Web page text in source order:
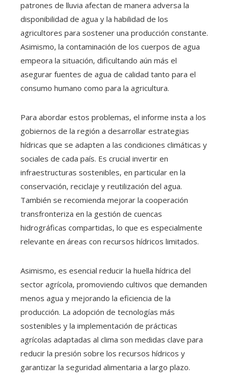
patrones de lluvia afectan de manera adversa la
disponibilidad de agua y la habilidad de los
agricultores para sostener una producción constante.
Asimismo, la contaminación de los cuerpos de agua
empeora la situación, dificultando aún más el
asegurar fuentes de agua de calidad tanto para el
consumo humano como para la agricultura.
Para abordar estos problemas, el informe insta a los
gobiernos de la región a desarrollar estrategias
hídricas que se adapten a las condiciones climáticas y
sociales de cada país. Es crucial invertir en
infraestructuras sostenibles, en particular en la
conservación, reciclaje y reutilización del agua.
También se recomienda mejorar la cooperación
transfronteriza en la gestión de cuencas
hidrográficas compartidas, lo que es especialmente
relevante en áreas con recursos hídricos limitados.
Asimismo, es esencial reducir la huella hídrica del
sector agrícola, promoviendo cultivos que demanden
menos agua y mejorando la eficiencia de la
producción. La adopción de tecnologías más
sostenibles y la implementación de prácticas
agrícolas adaptadas al clima son medidas clave para
reducir la presión sobre los recursos hídricos y
garantizar la seguridad alimentaria a largo plazo.